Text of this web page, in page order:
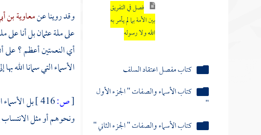
فصل في التفريق
بين الأمة بما لم يأمر به
الله ولا رسوله
كتاب مفصل اعتقاد السلف
كتاب الأسماء والصفات " الجزء الأول
"
كتاب الأسماء والصفات " الجزء الثاني "
وقد روينا عنمعاوية بن
على ملةعثمانبل أنا
أي النعمتين أعظم ؟ على
الأسماء التي سمانا الله
[ص:416 ]
بل
ونحوهم أو مثل الانتساب